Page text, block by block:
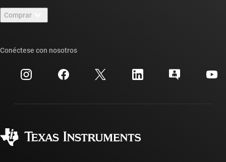
Sala de redacción
Eventos
Relaciones con los inversionistas
Foros de soporte de diseño de TI E2E™
Búsqueda de referencias cruzadas
Centro de atención al cliente
Preguntas frecuentes sobre la cuenta myTI
Comprar
Preguntas frecuentes sobre pedidos
Conéctese con nosotros